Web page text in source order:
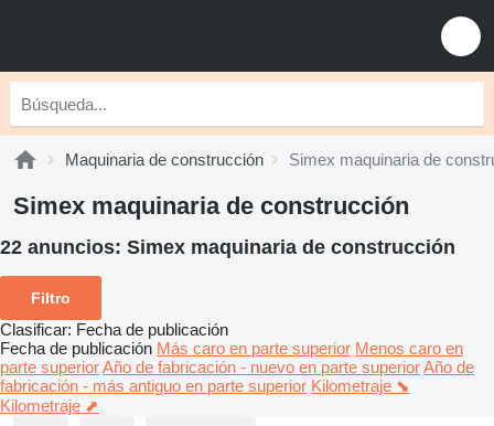
Maquinaria de construcción Simex maquinaria de
Simex maquinaria de construcción
22 anuncios: Simex maquinaria de construcción
Filtro
Clasificar: Fecha de publicación
Fecha de publicación Más caro en parte superior Menos caro en
parte superiorAño de fabricación - nuevo en parte superiorAño de
fabricación - más antiguo en parte superior Kilometraje ⬊
Kilometraje ⬈